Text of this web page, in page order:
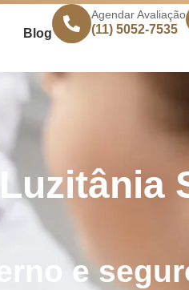
Blog
Agendar Avaliação
(11) 5052-7535
e